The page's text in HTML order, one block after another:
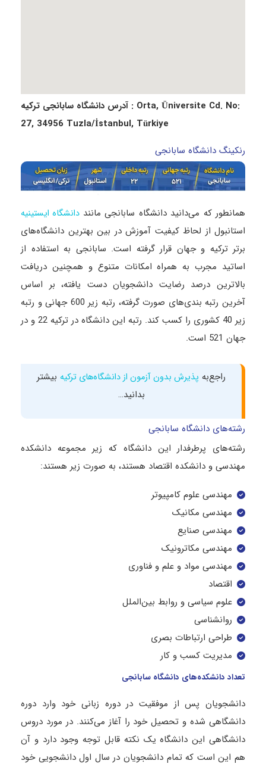
آدرس دانشگاه سابانجی ترکیه : Orta, Üniversite Cd. No:
27, 34956 Tuzla/İstanbul, Türkiye
رنکینگ دانشگاه سابانجی
همانطور که می‌دانید دانشگاه سابانجی مانند دانشگاه ایستینیه
استانبول از لحاظ کیفیت آموزش در بین بهترین دانشگاه‌های
برتر ترکیه و جهان قرار گرفته است. سابانجی به استفاده از
اساتید مجرب به همراه امکانات متنوع و همچنین دریافت
بالاترین درصد رضایت دانشجویان دست یافته، بر اساس
آخرین رتبه بندی‌های صورت گرفته، رتبه زیر 600 جهانی و رتبه
زیر 40 کشوری را کسب کند. رتبه این دانشگاه در ترکیه 22 و در
جهان 521 است.
راجع‌به پذیرش بدون آزمون از دانشگاه‌های ترکیه بیشتر
بدانید…
رشته‌های دانشگاه سابانجی
رشته‌های پرطرفدار این دانشگاه که زیر مجموعه دانشکده
مهندسی و دانشکده اقتصاد هستند، به صورت زیر هستند:
مهندسی علوم کامپیوتر
مهندسی مکانیک
مهندسی صنایع
مهندسی مکاترونیک
مهندسی مواد و علم و فناوری
اقتصاد
علوم سیاسی و روابط بین‌الملل
روانشناسی
طراحی ارتباطات بصری
مدیریت کسب و کار
تعداد دانشکده‌های دانشگاه سابانجی
دانشجویان پس از موفقیت در دوره زبانی خود وارد دوره
دانشگاهی شده و تحصیل خود را آغاز می‌کنند. در مورد دروس
دانشگاهی این دانشگاه یک نکته قابل توجه وجود دارد و آن
هم این است که تمام دانشجویان در سال اول دانشجویی خود